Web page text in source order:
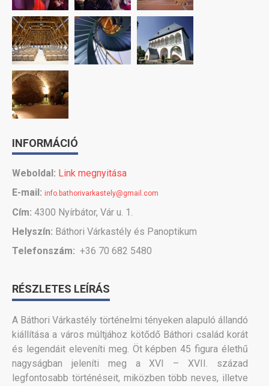
INFORMÁCIÓ
Weboldal: Link megnyitása
E-mail: info.bathorivarkastely@gmail.com
Cím: 4300 Nyírbátor, Vár u. 1.
Helyszín: Báthori Várkastély és Panoptikum
Telefonszám: +36 70 682 5480
RÉSZLETES LEÍRÁS
A Báthori Várkastély történelmi tényeken alapuló állandó
kiállítása a város múltjához kötődő Báthori család korát
és legendáit eleveníti meg. Öt képben 45 figura élethű
nagyságban jeleníti meg a XVI – XVII. század
legfontosabb történéseit, miközben több neves, illetve